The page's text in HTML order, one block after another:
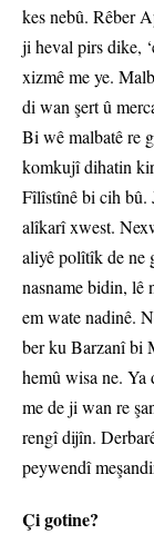
kes nebû. Rêber
ji heval pirs dike,
xizmê me ye.
di wan şert û
Bi wê malbatê re
komkujî dihatin
Fîlîstînê bi cih bû.
alîkarî xwest.
aliyê polîtîk de ne
nasname bidin,
em wate nadinê.
ber ku Barzanî bi
hemû wisa ne. Ya
me de ji wan re
rengî dijîn.
peywendî
Çi gotine?